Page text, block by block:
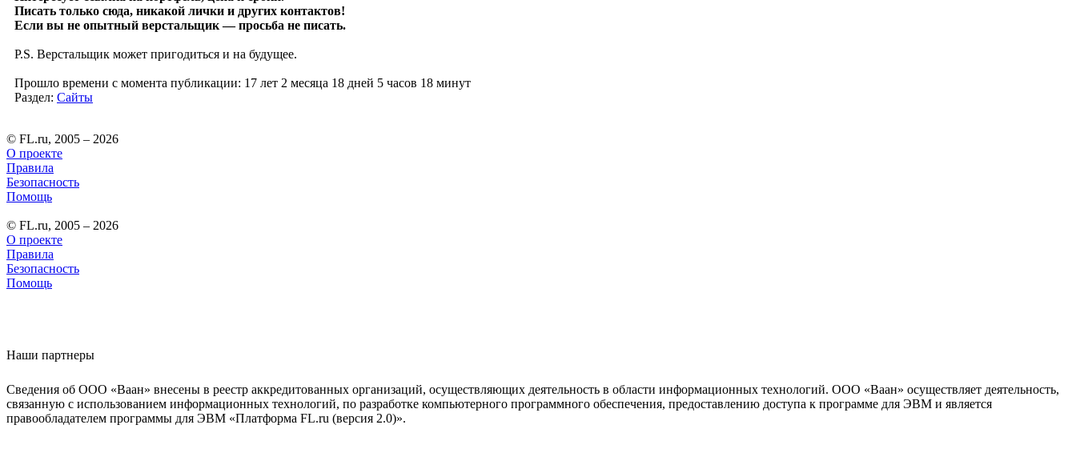
Писать только сюда, никакой лички и других контактов!
Если вы не опытный верстальщик — просьба не писать.
P.S. Верстальщик может пригодиться и на будущее.
Прошло времени с момента публикации: 17 лет 2 месяца 18 дней 5 часов 18 минут
Раздел: Сайты
© FL.ru, 2005 – 2026
О проекте
Правила
Безопасность
Помощь
© FL.ru, 2005 – 2026
О проекте
Правила
Безопасность
Помощь
Наши партнеры
Сведения об ООО «Ваан» внесены в реестр аккредитованных организаций, осуществляющих деятельность в области информационных технологий. ООО «Ваан» осуществляет деятельность,
связанную с использованием информационных технологий, по разработке компьютерного программного обеспечения, предоставлению доступа к программе для ЭВМ и является
правообладателем программы для ЭВМ «Платформа FL.ru (версия 2.0)».